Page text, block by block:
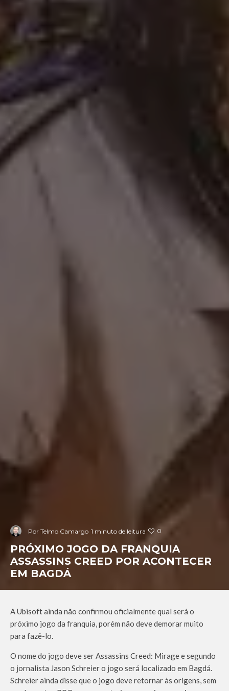
Por Telmo Camargo 1 minuto de leitura 0
PRÓXIMO JOGO DA FRANQUIA
ASSASSINS CREED POR ACONTECER
EM BAGDÁ
A Ubisoft ainda não confirmou oficialmente qual será o
próximo jogo da franquia, porém não deve demorar muito
para fazê-lo.
O nome do jogo deve ser Assassins Creed: Mirage e segundo
o jornalista Jason Schreier o jogo será localizado em Bagdá.
Schreier ainda disse que o jogo deve retornar às origens, sem